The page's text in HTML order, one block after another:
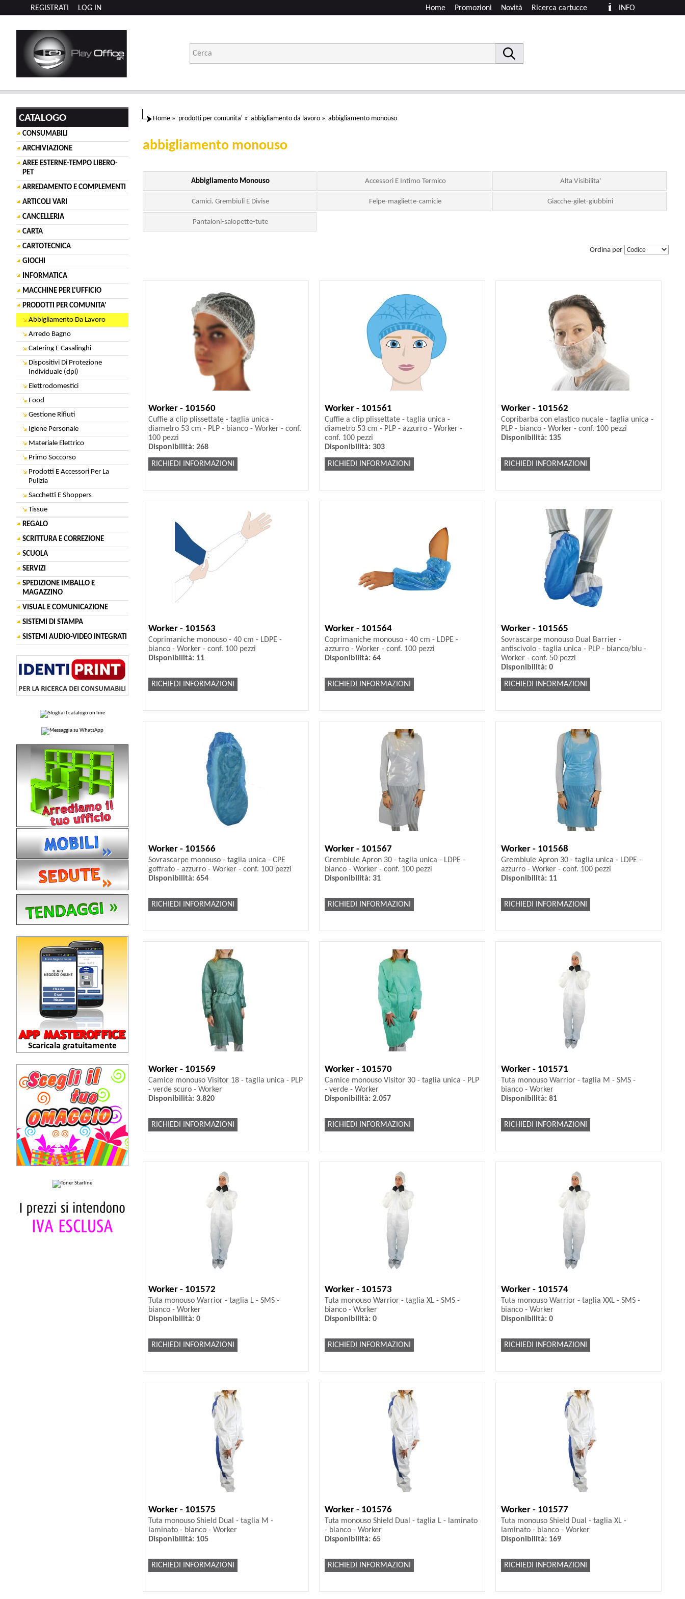
LOG IN
REGISTRATI INFO
Ricerca cartucce
Novità
Promozioni
Home
CATALOGO
CONSUMABILI
ARCHIVIAZIONE
AREE ESTERNE-TEMPO LIBERO-
PET
ARREDAMENTO E COMPLEMENTI
ARTICOLI VARI
CANCELLERIA
CARTA
CARTOTECNICA
GIOCHI
INFORMATICA
MACCHINE PER L'UFFICIO
PRODOTTI PER COMUNITA'
Abbigliamento Da Lavoro
Arredo Bagno
Catering E Casalinghi
Dispositivi Di Protezione
Individuale (dpi)
Elettrodomestici
Food
Gestione Rifiuti
Igiene Personale
Materiale Elettrico
Primo Soccorso
Prodotti E Accessori Per La
Pulizia
Sacchetti E Shoppers
Tissue
REGALO
SCRITTURA E CORREZIONE
SCUOLA
SERVIZI
SPEDIZIONE IMBALLO E
MAGAZZINO
VISUAL E COMUNICAZIONE
SISTEMI DI STAMPA
SISTEMI AUDIO-VIDEO INTEGRATI
Home » prodotti per comunita' » abbigliamento da lavoro » abbigliamento monouso
abbigliamento monouso
Abbigliamento Monouso Accessori E Intimo Termico Alta Visibilita'
Camici. Grembiuli E Divise Felpe-magliette-camicie Giacche-gilet-giubbini
Pantaloni-salopette-tute
Ordina per
Worker - 101560
Cuffie a clip plissettate - taglia unica -
diametro 53 cm - PLP - bianco - Worker - conf.
100 pezzi
Disponibilità: 268
RICHIEDI INFORMAZIONI
Worker - 101561
Cuffie a clip plissettate - taglia unica -
diametro 53 cm - PLP - azzurro - Worker -
conf. 100 pezzi
Disponibilità: 303
RICHIEDI INFORMAZIONI
Worker - 101562
Copribarba con elastico nucale - taglia unica -
PLP - bianco - Worker - conf. 100 pezzi
Disponibilità: 135
RICHIEDI INFORMAZIONI
Worker - 101563
Coprimaniche monouso - 40 cm - LDPE -
bianco - Worker - conf. 100 pezzi
Disponibilità: 11
RICHIEDI INFORMAZIONI
Worker - 101564
Coprimaniche monouso - 40 cm - LDPE -
azzurro - Worker - conf. 100 pezzi
Disponibilità: 64
RICHIEDI INFORMAZIONI
Worker - 101565
Sovrascarpe monouso Dual Barrier -
antiscivolo - taglia unica - PLP - bianco/blu -
Worker - conf. 50 pezzi
Disponibilità: 0
RICHIEDI INFORMAZIONI
Worker - 101566
Sovrascarpe monouso - taglia unica - CPE
goffrato - azzurro - Worker - conf. 100 pezzi
Disponibilità: 654
RICHIEDI INFORMAZIONI
Worker - 101567
Grembiule Apron 30 - taglia unica - LDPE -
bianco - Worker - conf. 100 pezzi
Disponibilità: 31
RICHIEDI INFORMAZIONI
Worker - 101568
Grembiule Apron 30 - taglia unica - LDPE -
azzurro - Worker - conf. 100 pezzi
Disponibilità: 11
RICHIEDI INFORMAZIONI
Worker - 101569
Camice monouso Visitor 18 - taglia unica - PLP
- verde scuro - Worker
Disponibilità: 3.820
RICHIEDI INFORMAZIONI
Worker - 101570
Camice monouso Visitor 30 - taglia unica - PLP
- verde - Worker
Disponibilità: 2.057
RICHIEDI INFORMAZIONI
Worker - 101571
Tuta monouso Warrior - taglia M - SMS -
bianco - Worker
Disponibilità: 81
RICHIEDI INFORMAZIONI
Worker - 101572
Tuta monouso Warrior - taglia L - SMS -
bianco - Worker
Disponibilità: 0
RICHIEDI INFORMAZIONI
Worker - 101573
Tuta monouso Warrior - taglia XL - SMS -
bianco - Worker
Disponibilità: 0
RICHIEDI INFORMAZIONI
Worker - 101574
Tuta monouso Warrior - taglia XXL - SMS -
bianco - Worker
Disponibilità: 0
RICHIEDI INFORMAZIONI
Worker - 101575
Tuta monouso Shield Dual - taglia M -
laminato - bianco - Worker
Disponibilità: 105
RICHIEDI INFORMAZIONI
Worker - 101576
Tuta monouso Shield Dual - taglia L - laminato
- bianco - Worker
Disponibilità: 65
RICHIEDI INFORMAZIONI
Worker - 101577
Tuta monouso Shield Dual - taglia XL -
laminato - bianco - Worker
Disponibilità: 169
RICHIEDI INFORMAZIONI